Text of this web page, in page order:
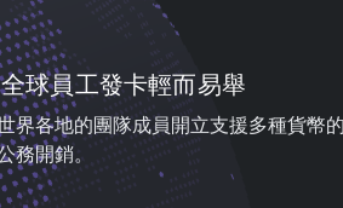
球員工發卡輕而易舉
界各地的團隊成員開立支援多種貨幣
務開銷。